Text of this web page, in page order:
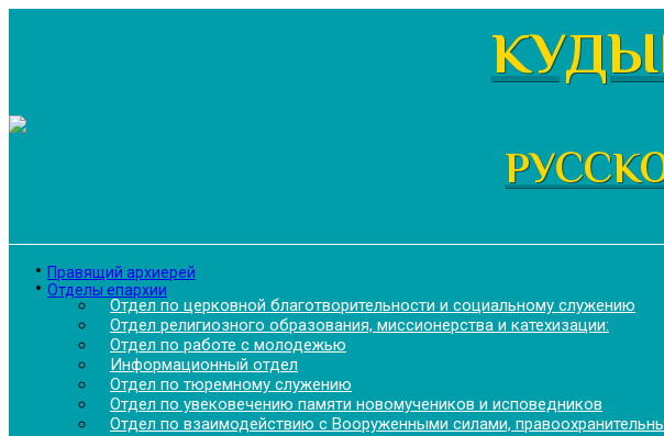
Правящий архиерей
Отделы епархии
Отдел по церковной благотворительности и социальному служению
Отдел религиозного образования, миссионерства и катехизации:
Отдел по работе с молодежью
Информационный отдел
Отдел по тюремному служению
Отдел по увековечению памяти новомучеников и исповедников
Отдел по взаимодействию с Вооруженными силами,